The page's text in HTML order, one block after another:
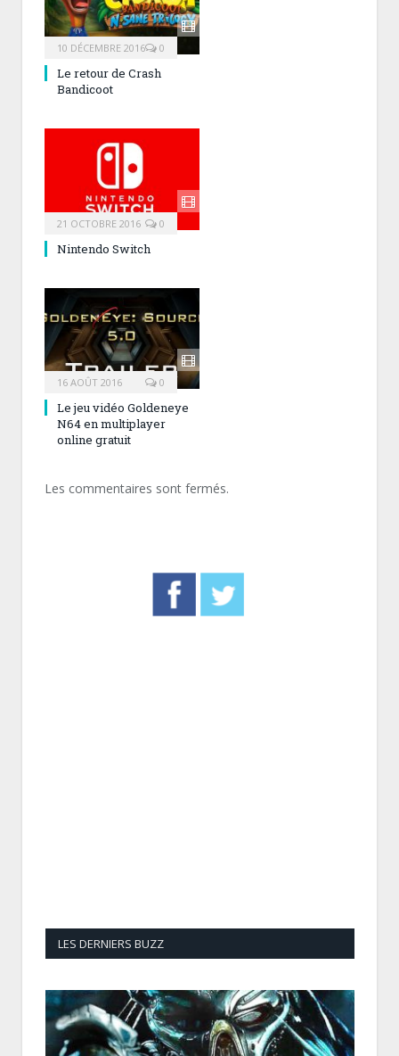
10 DÉCEMBRE 2016 0
Le retour de Crash
Bandicoot
21 OCTOBRE 2016 0
Nintendo Switch
16 AOÛT 2016 0
Le jeu vidéo Goldeneye
N64 en multiplayer
online gratuit
Les commentaires sont fermés.
LES DERNIERS BUZZ